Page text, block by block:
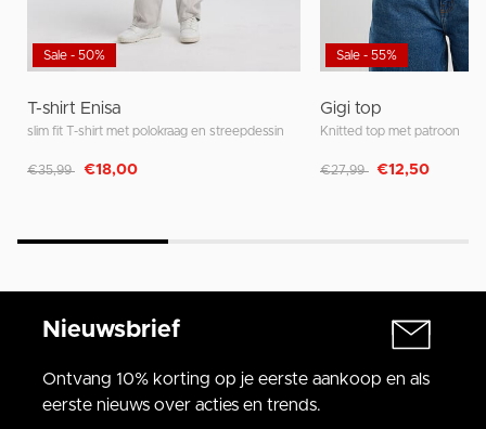
Sale - 50%
T-shirt Enisa
slim fit T-shirt met polokraag en streepdessin
Afgeprijsd van
€35,99 naar
€18,00
Sale - 55%
Gigi top
Knitted top met patroon
Afgeprijsd van
€27,99 naar
€12,50
Nieuwsbrief
Ontvang 10% korting op je eerste aankoop en als
eerste nieuws over acties en trends.